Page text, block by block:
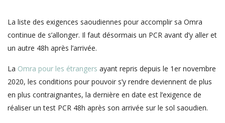
La liste des exigences saoudiennes pour accomplir sa Omra
continue de s’allonger. Il faut désormais un PCR avant d’y aller et
un autre 48h après l’arrivée.
La Omra pour les étrangers ayant repris depuis le 1er novembre
2020, les conditions pour pouvoir s’y rendre deviennent de plus
en plus contraignantes, la dernière en date est l’exigence de
réaliser un test PCR 48h après son arrivée sur le sol saoudien.